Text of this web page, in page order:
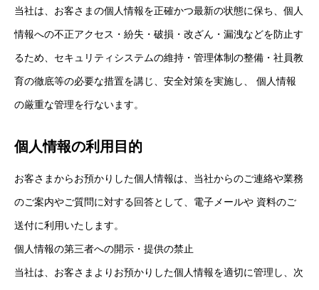
当社は、お客さまの個人情報を正確かつ最新の状態に保ち、個人
情報への不正アクセス・紛失・破損・改ざん・漏洩などを防止す
るため、セキュリティシステムの維持・管理体制の整備・社員教
育の徹底等の必要な措置を講じ、安全対策を実施し、 個人情報
の厳重な管理を行ないます。
個人情報の利用目的
お客さまからお預かりした個人情報は、当社からのご連絡や業務
のご案内やご質問に対する回答として、電子メールや 資料のご
送付に利用いたします。
個人情報の第三者への開示・提供の禁止
当社は、お客さまよりお預かりした個人情報を適切に管理し、次